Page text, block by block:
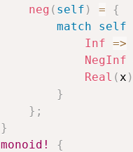
neg ( self ) =
{
match
self
Inf =>
NegInf
Real (x )
}
} ;
}
monoid!
{